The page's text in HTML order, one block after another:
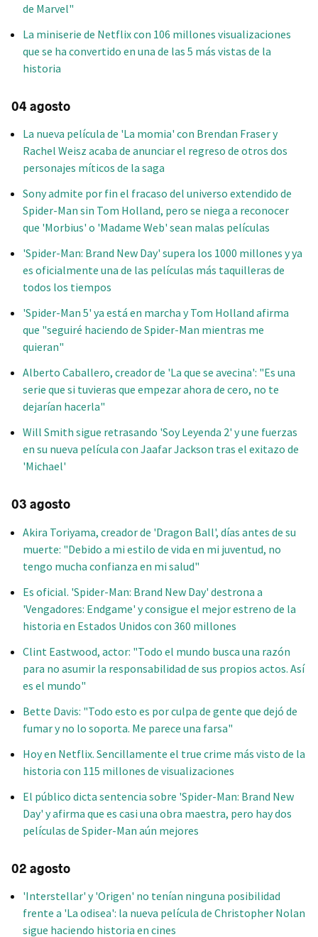
de Marvel"
La miniserie de Netflix con 106 millones visualizaciones
que se ha convertido en una de las 5 más vistas de la
historia
04 agosto
La nueva película de 'La momia' con Brendan Fraser y
Rachel Weisz acaba de anunciar el regreso de otros dos
personajes míticos de la saga
Sony admite por fin el fracaso del universo extendido de
Spider-Man sin Tom Holland, pero se niega a reconocer
que 'Morbius' o 'Madame Web' sean malas películas
'Spider-Man: Brand New Day' supera los 1000 millones y ya
es oficialmente una de las películas más taquilleras de
todos los tiempos
'Spider-Man 5' ya está en marcha y Tom Holland afirma
que "seguiré haciendo de Spider-Man mientras me
quieran"
Alberto Caballero, creador de 'La que se avecina': "Es una
serie que si tuvieras que empezar ahora de cero, no te
dejarían hacerla"
Will Smith sigue retrasando 'Soy Leyenda 2' y une fuerzas
en su nueva película con Jaafar Jackson tras el exitazo de
'Michael'
03 agosto
Akira Toriyama, creador de 'Dragon Ball', días antes de su
muerte: "Debido a mi estilo de vida en mi juventud, no
tengo mucha confianza en mi salud"
Es oficial. 'Spider-Man: Brand New Day' destrona a
'Vengadores: Endgame' y consigue el mejor estreno de la
historia en Estados Unidos con 360 millones
Clint Eastwood, actor: "Todo el mundo busca una razón
para no asumir la responsabilidad de sus propios actos. Así
es el mundo"
Bette Davis: "Todo esto es por culpa de gente que dejó de
fumar y no lo soporta. Me parece una farsa"
Hoy en Netflix. Sencillamente el true crime más visto de la
historia con 115 millones de visualizaciones
El público dicta sentencia sobre 'Spider-Man: Brand New
Day' y afirma que es casi una obra maestra, pero hay dos
películas de Spider-Man aún mejores
02 agosto
'Interstellar' y 'Origen' no tenían ninguna posibilidad
frente a 'La odisea': la nueva película de Christopher Nolan
sigue haciendo historia en cines